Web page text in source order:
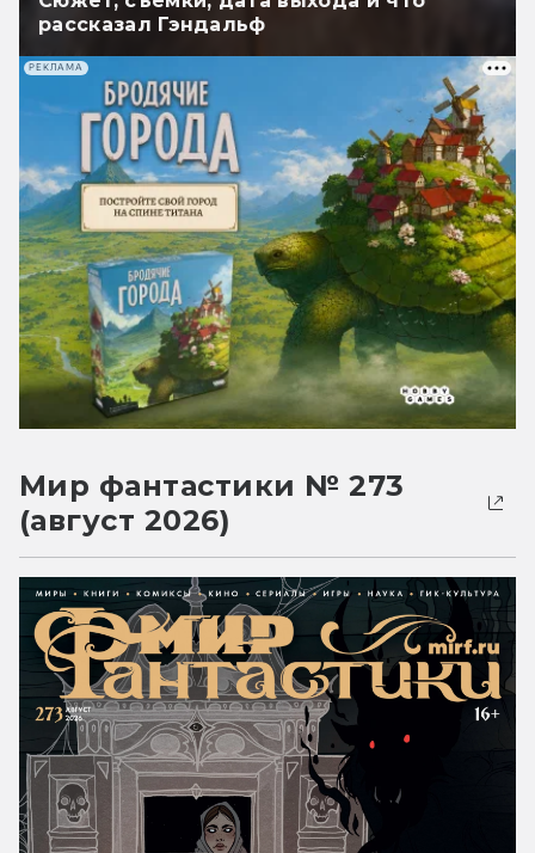
рассказал Гэндальф
РЕКЛАМА
Мир фантастики № 273
(август 2026)